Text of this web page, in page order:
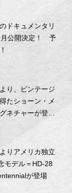
ドキュメンタリ
月公開決定！ 予
り、ビンテージ
たショーン・メ
ネチャーが登
りアメリカ独立
モデル＝HD-28
が登場